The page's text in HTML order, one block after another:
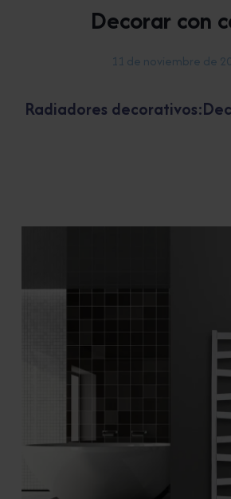
Decorar con
11 de noviembre de
Radiadores